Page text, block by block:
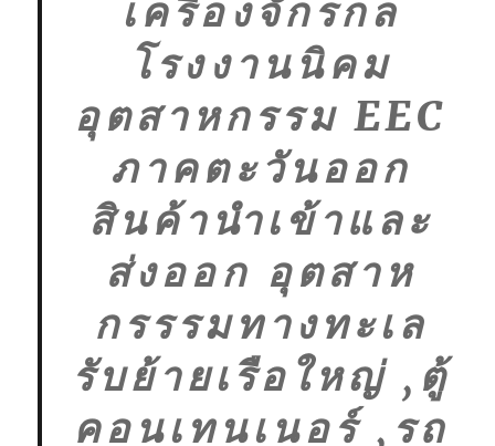
เครื่องจักรกล
โรงงานนิคม
อุตสาหกรรม EEC
ภาคตะวันออก
สินค้านำเข้าและ
ส่งออก อุตสาห
กรรรมทางทะเล
รับย้ายเรือใหญ่ ,ตู้
คอนเทนเนอร์ ,รถ